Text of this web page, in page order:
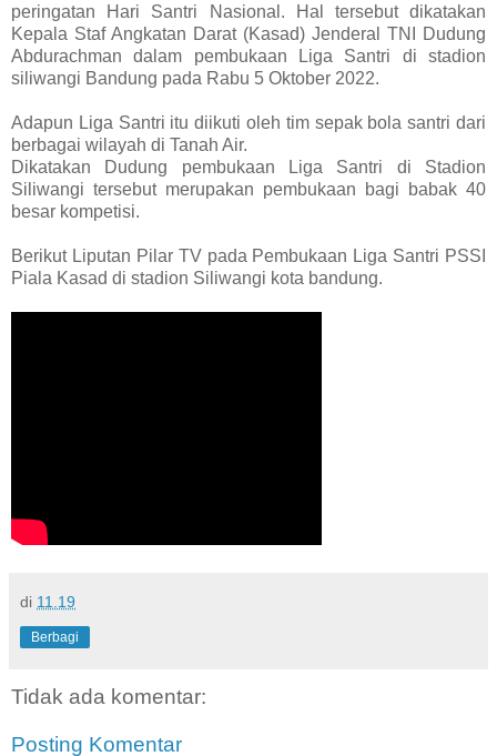
peringatan Hari Santri Nasional. Hal tersebut dikatakan
Kepala Staf Angkatan Darat (Kasad) Jenderal TNI Dudung
Abdurachman dalam pembukaan Liga Santri di stadion
siliwangi Bandung pada Rabu 5 Oktober 2022.
Adapun Liga Santri itu diikuti oleh tim sepak bola santri dari
berbagai wilayah di Tanah Air.
Dikatakan Dudung pembukaan Liga Santri di Stadion
Siliwangi tersebut merupakan pembukaan bagi babak 40
besar kompetisi.
Berikut Liputan Pilar TV pada Pembukaan Liga Santri PSSI
Piala Kasad di stadion Siliwangi kota bandung.
di 11.19
Berbagi
Tidak ada komentar:
Posting Komentar